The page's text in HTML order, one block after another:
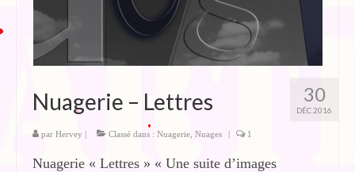
30
DÉC 2016
Nuagerie – Lettres
par Hervey | Classé dans : Nuagerie Nuages | 1
Nuagerie « Lettres » « Une suite d’images